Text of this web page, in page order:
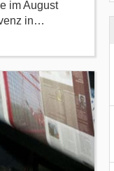
im August
in…